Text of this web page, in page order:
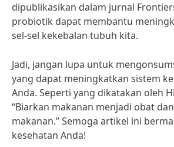
dipublikasikan dalam jurnal
probiotik dapat membantu
sel-sel kekebalan tubuh kita.
Jadi, jangan lupa untuk
yang dapat meningkatkan sistem
Anda. Seperti yang dikatakan oleh
“Biarkan makanan menjadi obat
makanan.” Semoga artikel ini
kesehatan Anda!